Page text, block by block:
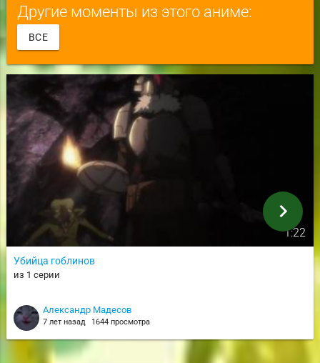
Другие моменты из этого аниме:
ВСЕ
1:22
Убийца гоблинов
из 1 серии
Александр Мадесов
7 лет назад 1644 просмотра
chevron_right